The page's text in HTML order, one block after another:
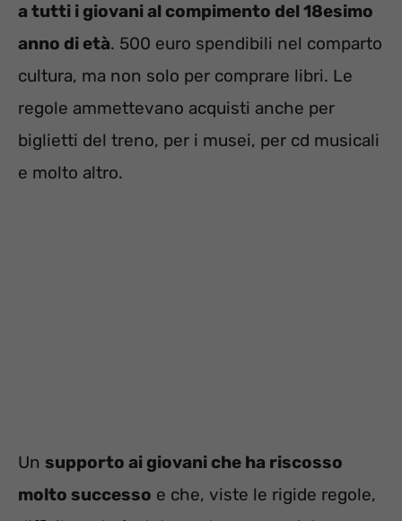
a tutti i giovani al compimento del 18esimo
anno di età. 500 euro spendibili nel comparto
cultura, ma non solo per comprare libri. Le
regole ammettevano acquisti anche per
biglietti del treno, per i musei, per cd musicali
e molto altro.
Un supporto ai giovani che ha riscosso
molto successo e che, viste le rigide regole,